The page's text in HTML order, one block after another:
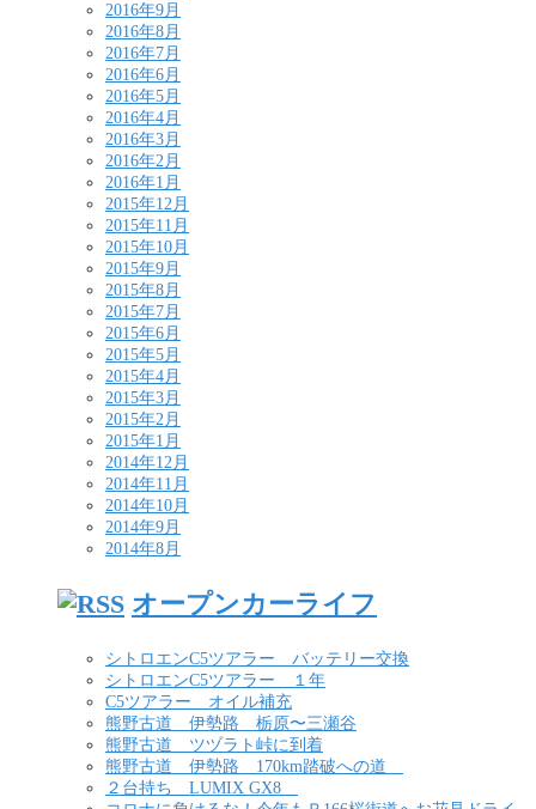
2016年9月
2016年8月
2016年7月
2016年6月
2016年5月
2016年4月
2016年3月
2016年2月
2016年1月
2015年12月
2015年11月
2015年10月
2015年9月
2015年8月
2015年7月
2015年6月
2015年5月
2015年4月
2015年3月
2015年2月
2015年1月
2014年12月
2014年11月
2014年10月
2014年9月
2014年8月
オープンカーライフ
シトロエンC5ツアラー バッテリー交換
シトロエンC5ツアラー １年
C5ツアラー オイル補充
熊野古道 伊勢路 栃原〜三瀬谷
熊野古道 ツヅラト峠に到着
熊野古道 伊勢路 170km踏破への道
２台持ち LUMIX GX8